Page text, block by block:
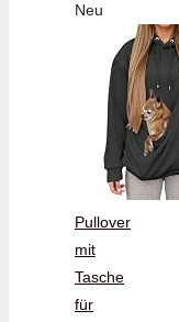
Neu
Pullover
mit
Tasche
für